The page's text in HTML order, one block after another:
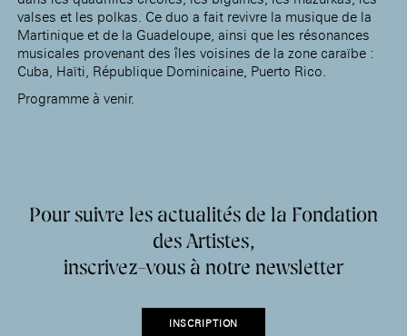
valses et les polkas. Ce duo a fait revivre la musique de la
Martinique et de la Guadeloupe, ainsi que les résonances
musicales provenant des îles voisines de la zone caraïbe :
Cuba, Haïti, République Dominicaine, Puerto Rico.
Programme à venir.
Pour suivre les actualités de la Fondation
des Artistes,
inscrivez-vous à notre newsletter
INSCRIPTION